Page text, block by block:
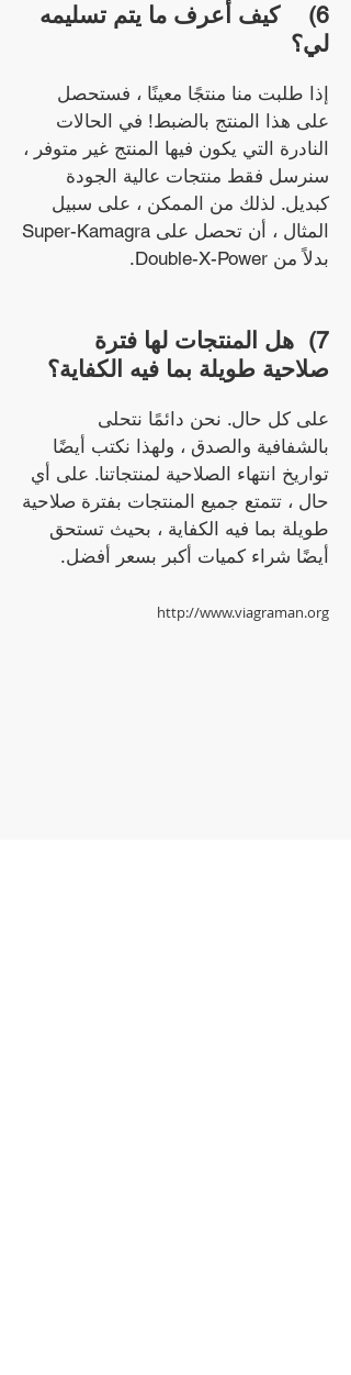
6)
كيف أعرف ما يتم تسليمه
لي؟
إذا طلبت منا منتجًا معينًا ، فستحصل
على هذا المنتج بالضبط! في الحالات
النادرة التي يكون فيها المنتج غير متوفر ،
سنرسل فقط منتجات عالية الجودة
كبديل. لذلك من الممكن ، على سبيل
المثال ، أن تحصل على Super-Kamagra
بدلاً من Double-X-Power.
7)
هل المنتجات لها فترة
صلاحية طويلة بما فيه الكفاية؟
على كل حال. نحن دائمًا نتحلى
بالشفافية والصدق ، ولهذا نكتب أيضًا
تواريخ انتهاء الصلاحية لمنتجاتنا. على أي
حال ، تتمتع جميع المنتجات بفترة صلاحية
طويلة بما فيه الكفاية ، بحيث تستحق
أيضًا شراء كميات أكبر بسعر أفضل.
http://www.viagraman.org